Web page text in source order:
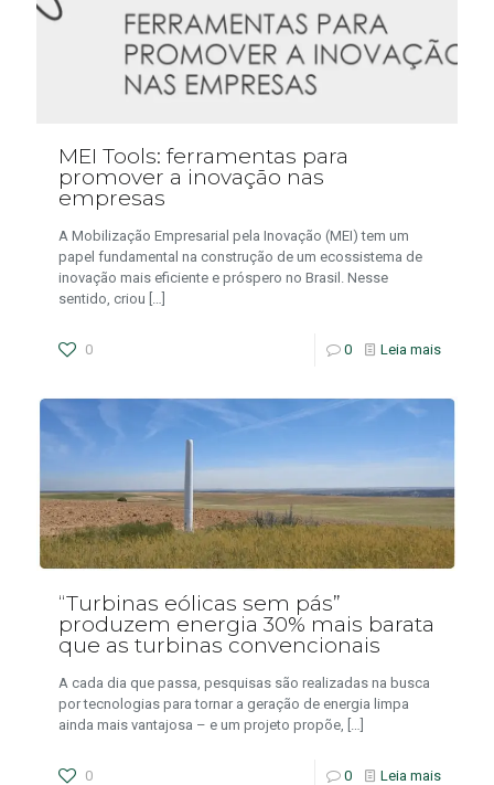
MEI Tools: ferramentas para
promover a inovação nas
empresas
A Mobilização Empresarial pela Inovação (MEI) tem um
papel fundamental na construção de um ecossistema de
inovação mais eficiente e próspero no Brasil. Nesse
sentido, criou
0 0 Leia mais
“Turbinas eólicas sem pás”
produzem energia 30% mais barata
que as turbinas convencionais
A cada dia que passa, pesquisas são realizadas na busca
por tecnologias para tornar a geração de energia limpa
ainda mais vantajosa – e um projeto propõe,
0 0 Leia mais